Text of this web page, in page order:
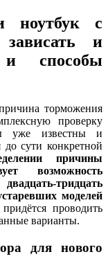
ноутбук с
и
способы
торможения
проверку
уже известны и
до сути конкретной
причины
возможность
тридцать
моделей
проводить
варианты.
для нового